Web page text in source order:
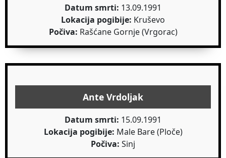
Datum smrti: 13.09.1991
Lokacija pogibije: Kruševo
Počiva: Rašćane Gornje (Vrgorac)
Ante Vrdoljak
Datum smrti: 15.09.1991
Lokacija pogibije: Male Bare (Ploče)
Počiva: Sinj